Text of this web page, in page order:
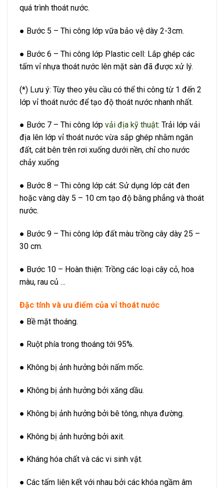
quá trình thoát nước.
● Bước 5 – Thi công lớp vữa bảo vệ dày 2-3cm.
● Bước 6 – Thi công lớp Plastic cell: Lắp ghép các
tấm vỉ nhựa thoát nước lên mặt sàn đã được xử lý.
(*) Lưu ý: Tùy theo yêu cầu có thể thi công từ 1 đến 2
lớp vỉ thoát nước để tạo độ thoát nước nhanh nhất.
● Bước 7 – Thi công lớp vải địa kỹ thuật: Trải lớp vải
địa lên lớp vỉ thoát nước vừa sắp ghép nhằm ngăn
đất, cát bên trên rơi xuống dưới nền, chỉ cho nước
chảy xuống
● Bước 8 – Thi công lớp cát: Sử dụng lớp cát đen
hoặc vàng dày 5 – 10 cm tạo độ bằng phẳng và thoát
nước.
● Bước 9 – Thi công lớp đất màu trồng cây dày 25 –
30 cm.
● Bước 10 – Hoàn thiện: Trồng các loại cây cỏ, hoa
màu, rau củ …
Đặc tính và ưu điểm của vỉ thoát nước
● Bề mặt thoáng.
● Ruột phía trong thoáng tới 95%.
● Không bị ảnh hưởng bởi nấm mốc.
● Không bị ảnh hưởng bởi xăng dầu.
● Không bị ảnh hưởng bởi bê tông, nhựa đường.
● Không bị ảnh hưởng bởi axit.
● Kháng hóa chất và các vi sinh vật.
● Các tấm liên kết với nhau bởi các khóa ngầm âm